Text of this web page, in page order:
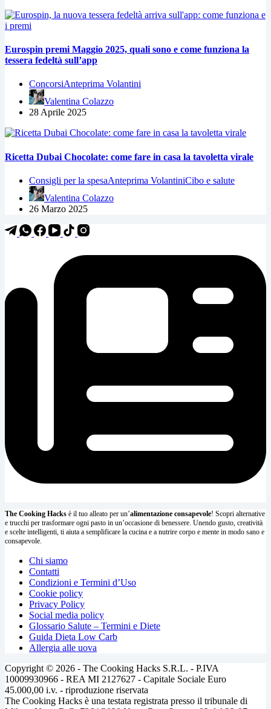
Eurospin premi Maggio 2025, quali sono e come funziona la
tessera fedeltà sull’app
ConcorsiAnteprima Volantini
Valentina Colazzo
28 Aprile 2025
Ricetta Dubai Chocolate: come fare in casa la tavoletta virale
Consigli per la spesaAnteprima VolantiniCibo e salute
Valentina Colazzo
26 Marzo 2025
The Cooking Hacks è il tuo alleato per un’alimentazione consapevole! Scopri alternative
e trucchi per trasformare ogni pasto in un’occasione di benessere. Unendo gusto, creatività
e scelte intelligenti, ti aiuta a semplificare la cucina e a nutrire corpo e mente in modo sano e
consapevole.
Chi siamo
Contatti
Condizioni e Termini d’Uso
Cookie policy
Privacy Policy
Social media policy
Glossario Salute – Termini e Diete
Guida Dieta Low Carb
Allergia alle uova
Copyright © 2026 - The Cooking Hacks S.R.L. - P.IVA
10009930966 - REA MI 2127627 - Capitale Sociale Euro
45.000,00 i.v. - riproduzione riservata
The Cooking Hacks è una testata registrata presso il tribunale di